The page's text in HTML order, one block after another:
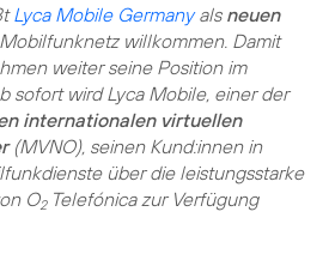
Lyca Mobile Germanyals neuen
willkommen. Damit
weiter seine Position im
sofort wird Lyca Mobile, einer der
internationalen virtuellen
(MVNO), seinen Kund:innen in
über die leistungsstarke
O2Telefónica zur Verfügung